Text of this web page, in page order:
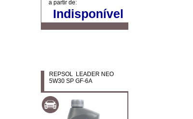
a partir de:
Indisponível
REPSOL LEADER NEO
5W30 SP GF-6A